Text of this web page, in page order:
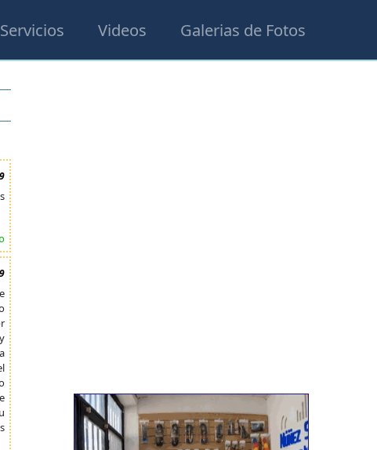
Servicios Videos Galerias de Fotos